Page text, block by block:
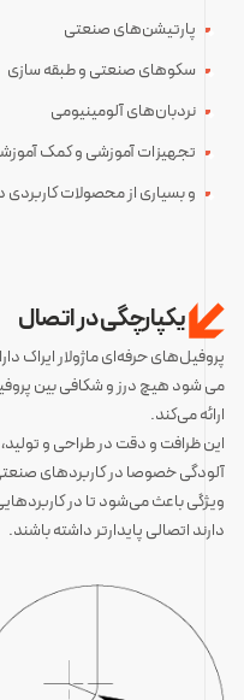
پارتیشن‌های صنعتی
سکوهای صنعتی و طبقه سازی
نردبان‌های آلومینیومی
تجهیزات آموزشی و کمک
و بسیاری از محصولات کاربردی
یکپارچگی در اتصال
می شود هیچ درز و شکافی بین
ارائه می‌کند.
این ظرافت و دقت در طراحی و
آلودگی خصوصا در کاربردهای
ویژگی باعث می‌شود تا در
دارند اتصالی پایدارتر داشته باشند.